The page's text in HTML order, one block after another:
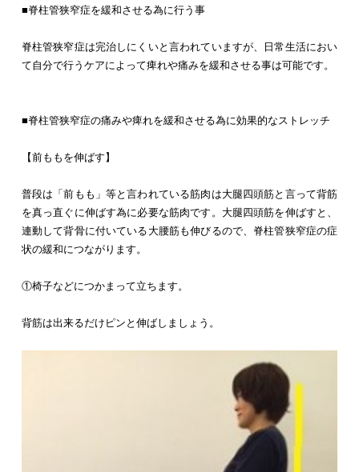
■脊柱管狭窄症を緩和させる為に行う事
脊柱管狭窄症は完治しにくいと言われていますが、日常生活におい
て自分で行うケアによって痺れや痛みを緩和させる事は可能です。
■脊柱管狭窄症の痛みや痺れを緩和させる為に効果的なストレッチ
【前ももを伸ばす】
普段は「前もも」等と言われている筋肉は大腿四頭筋と言って背筋
を真っ直ぐに伸ばす為に必要な筋肉です。大腿四頭筋を伸ばすと、
連動して背骨に付いている大腰筋も伸びるので、脊柱管狭窄症の症
状の緩和につながります。
①椅子などにつかまって立ちます。
背筋は出来るだけピンと伸ばしましょう。